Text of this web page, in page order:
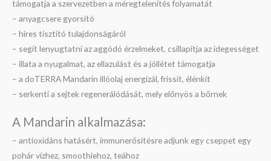
támogatja a szervezetben a méregtelenítés folyamatát
– anyagcsere gyorsító
– híres tisztító tulajdonságáról
– segít lenyugtatni az aggódó érzelmeket, csillapítja az idegességet
– illata a nyugalmat, az ellazulást és a jóllétet támogatja
– a doTERRA Mandarin illóolaj energizál, frissít, élénkít
– serkenti a sejtek regenerálódását, mely előnyös a bőrnek
A Mandarin alkalmazása:
– antioxidáns hatásért, immunerősítésre adjunk egy cseppet egy
pohár vízhez, smoothiehoz, teához